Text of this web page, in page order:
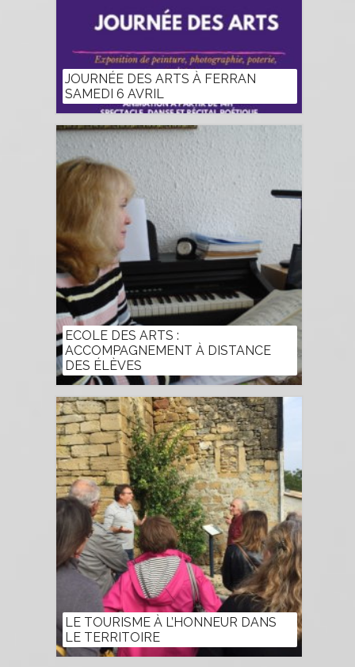
JOURNÉE DES ARTS À FERRAN
SAMEDI 6 AVRIL
ECOLE DES ARTS :
ACCOMPAGNEMENT À DISTANCE
DES ÉLÈVES
LE TOURISME À L’HONNEUR DANS
LE TERRITOIRE